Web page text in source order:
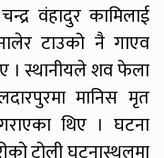
वंहादुर कामिलाई
टाउको नै गाएव
। स्थानीयले शव फेला
मानिस मृत
थिए । घटना